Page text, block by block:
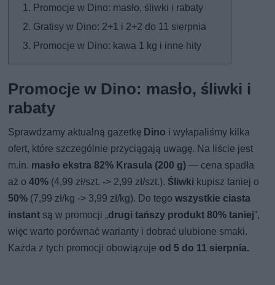
Promocje w Dino: masło, śliwki i rabaty
Gratisy w Dino: 2+1 i 2+2 do 11 sierpnia
Promocje w Dino: kawa 1 kg i inne hity
Promocje w Dino: masło, śliwki i
rabaty
Sprawdzamy aktualną gazetkę Dino i wyłapaliśmy kilka
ofert, które szczególnie przyciągają uwagę. Na liście jest
m.in. masło ekstra 82% Krasula (200 g) — cena spadła
aż o40% (4,99 zł/szt. -> 2,99 zł/szt.). Śliwki kupisz taniej o
50% (7,99 zł/kg -> 3,99 zł/kg). Do tegowszystkie ciasta
instant są w promocji „drugi tańszy produkt 80% taniej”,
więc warto porównać warianty i dobrać ulubione smaki.
Każda z tych promocji obowiązuje od 5 do 11 sierpnia.